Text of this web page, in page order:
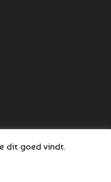
dit goed vindt.